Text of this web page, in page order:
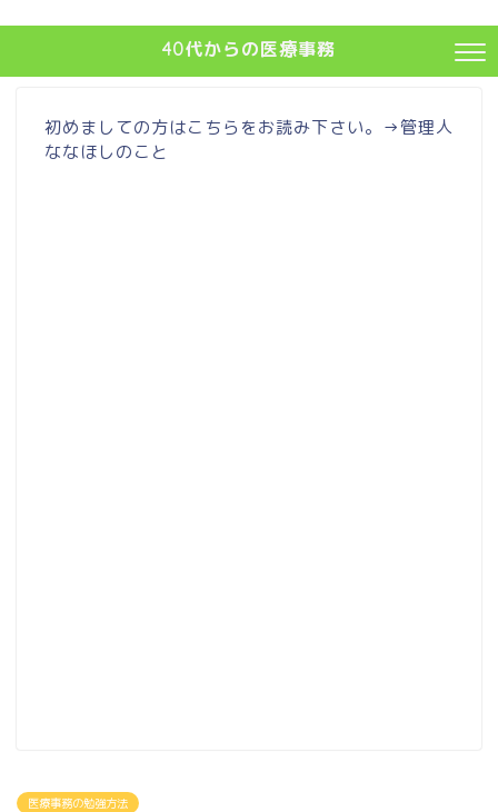
40代からの医療事務
初めましての方はこちらをお読み下さい。→管理人
ななほしのこと
医療事務の勉強方法